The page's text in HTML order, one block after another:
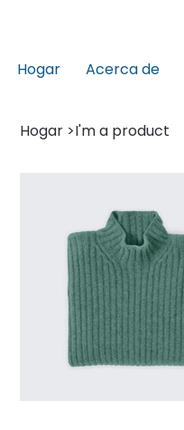
Hogar Acerca de
Hogar >I'm a product